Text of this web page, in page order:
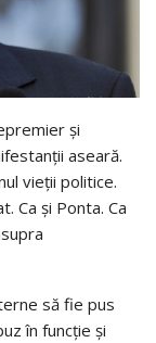
şi
aseară.
vieţii politice.
Ca şi Ponta. Ca
să fie pus
în funcţie şi